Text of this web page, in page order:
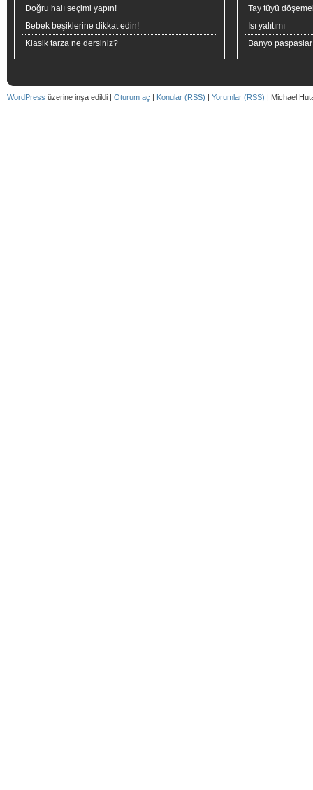
Doğru halı seçimi yapın!
Bebek beşiklerine dikkat edin!
Klasik tarza ne dersiniz?
Tay tüyü
Isı yalıtımı
Banyo
WordPress üzerine inşa edildi | Oturum aç | Konular (RSS) | Yorumlar (RSS) | Michael